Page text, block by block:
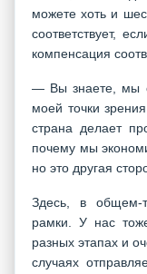
можете хоть и
соответствует,
компенсация
— Вы знаете, мы
моей точки
страна делает
почему мы
но это другая
Здесь, в общем-
рамки. У нас
разных этапах и
случаях